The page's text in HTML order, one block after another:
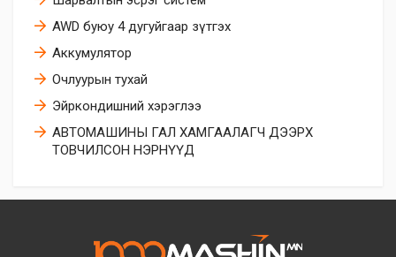
AWD буюу 4 дугуйгаар зүтгэх
Аккумулятор
Очлуурын тухай
Эйркoндишний хэрэглээ
АВТОМАШИНЫ ГАЛ ХАМГААЛАГЧ ДЭЭРХ
ТОВЧИЛСОН НЭРНҮҮД